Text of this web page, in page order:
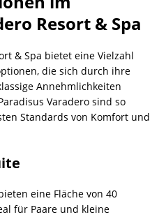
Resort & Spa
& Spa bietet eine Vielzahl
die sich durch ihre
Annehmlichkeiten
Varadero sind so
Standards von Komfort und
eine Fläche von 40
für Paare und kleine